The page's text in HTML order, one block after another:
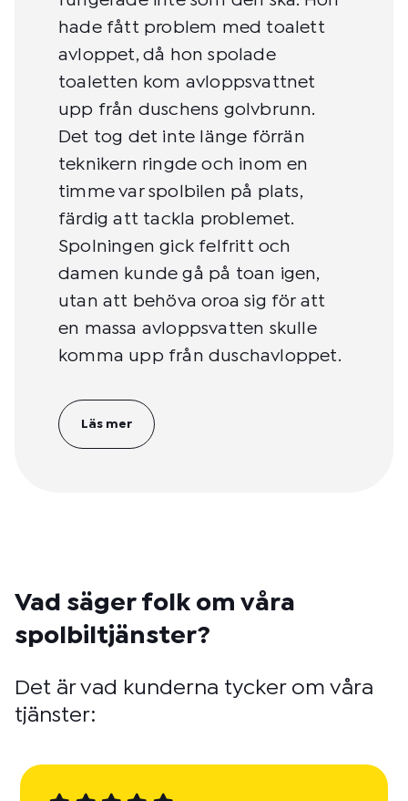
hade fått problem med toalett
avloppet, då hon spolade
toaletten kom avloppsvattnet
upp från duschens golvbrunn.
Det tog det inte länge förrän
teknikern ringde och inom en
timme var spolbilen på plats,
färdig att tackla problemet.
Spolningen gick felfritt och
damen kunde gå på toan igen,
utan att behöva oroa sig för att
en massa avloppsvatten skulle
komma upp från duschavloppet.
Läs mer
Vad säger folk om våra
spolbiltjänster?
Det är vad kunderna tycker om våra
tjänster: